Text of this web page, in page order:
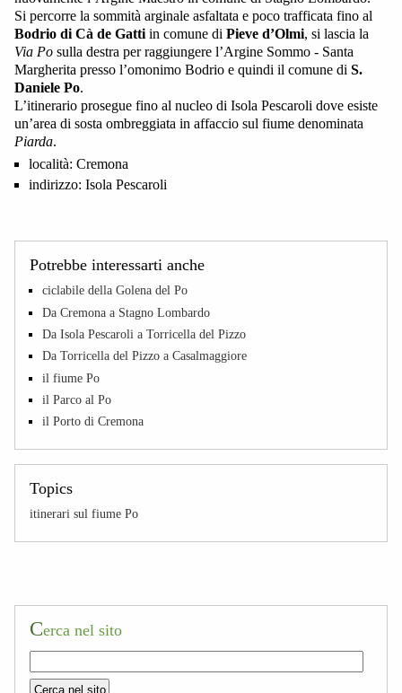
Si percorre la sommità arginale asfaltata e poco trafficata fino al
Bodrio di Cà de Gattiin comune di Pieve d’Olmi, si lascia la
Via Po sulla destra per raggiungere l’Argine Sommo - Santa
Margherita presso l’omonimo Bodrio e quindi il comune di S.
Daniele Po.
L’itinerario prosegue fino al nucleo di Isola Pescaroli dove esiste
un’area di sosta ombreggiata in affaccio sul fiume denominata
Piarda.
località: Cremona
indirizzo: Isola Pescaroli
Potrebbe interessarti anche
ciclabile della Golena del Po
Da Cremona a Stagno Lombardo
Da Isola Pescaroli a Torricella del Pizzo
Da Torricella del Pizzo a Casalmaggiore
il fiume Po
il Parco al Po
il Porto di Cremona
Topics
itinerari sul fiume Po
Cerca nel sito